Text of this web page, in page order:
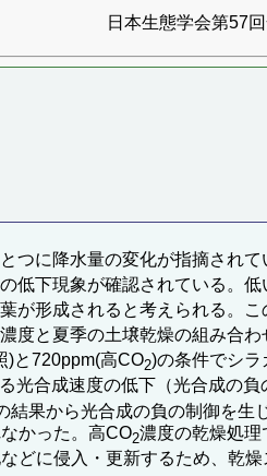
日本生態学会第57
つに降水量の変化が指摘され
低下現象が確認されている。
が形成されると考えられる。こ
濃度と夏季の土壌乾燥の組み合
)と720ppm(高CO2)の条件でシ
光合成速度の低下（光合成の
果から光合成の負の制御を生
かった。高CO2濃度の乾燥処
に侵入・更新するため、乾